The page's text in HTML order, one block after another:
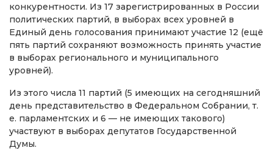
конкурентности. Из 17 зарегистрированных в России
политических партий, в выборах всех уровней в
Единый день голосования принимают участие 12 (ещё
пять партий сохраняют возможность принять участие
в выборах регионального и муниципального
уровней).
Из этого числа 11 партий (5 имеющих на сегодняшний
день представительство в Федеральном Собрании, т.
е. парламентских и 6 — не имеющих такового)
участвуют в выборах депутатов Государственной
Думы.